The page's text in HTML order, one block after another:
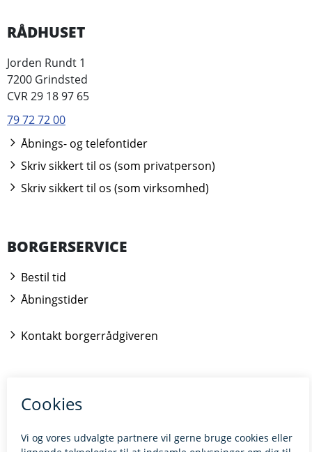
RÅDHUSET
Jorden Rundt 1
7200 Grindsted
CVR 29 18 97 65
79 72 72 00
Åbnings- og telefontider
Skriv sikkert til os (som privatperson)
Skriv sikkert til os (som virksomhed)
BORGERSERVICE
Bestil tid
Åbningstider
Kontakt borgerrådgiveren
BILLUND.DK
Giv feedback til hjemmesiden